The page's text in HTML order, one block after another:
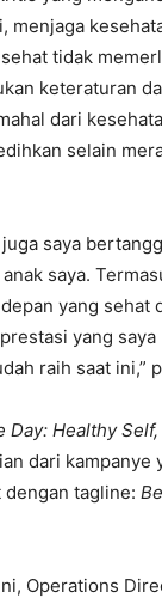
menjaga
tidak
keteraturan
dari
selain
saya
saya.
yang sehat
yang saya
raih saat ini,”
Day: Healthy
dari kampanye
tagline:
Operations